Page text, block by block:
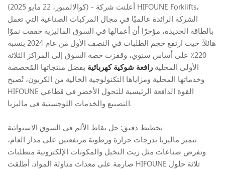
(كوالالمبور، 22 مايو 2025) - أعلنت شركة HIFOUNE Forklifts،
الشركة الرائدة عالميًا في مجال المركبات الصناعية التي تعمل
بالطاقة الجديدة، مؤخرًا أن أعمالها في السوق الماليزية حققت نموًا
هائلاً: حيث ارتفع حجم الطلبات في النصف الأول من عام 2024 بنسبة
220٪ على أساس سنوي، وقفزت حصة السوق إلى المراكز الثلاثة
الأولى المحلية رافعة شوكية كهربائية بفضل منتجاتها المُخصصة
وخدماتها المحلية ومزاياها التكنولوجية الخالية من الكربون، تُصبح
HIFOUNE القوة الدافعة الرئيسية للتحول الأخضر في قطاعي
التصنيع والخدمات اللوجستية في ماليزيا.
تخطيط دقيق: حل نقاط الألم في السوق الاستوائية
تتميز ماليزيا بدرجات حرارة ورطوبة مرتفعتين على مدار العام،
وتفرض صناعات مثل زيت النخيل والمكونات الإلكترونية متطلبات
صارمة على معدات مناولة المواد. أطلقت HIFOUNE ثلاثة حلول